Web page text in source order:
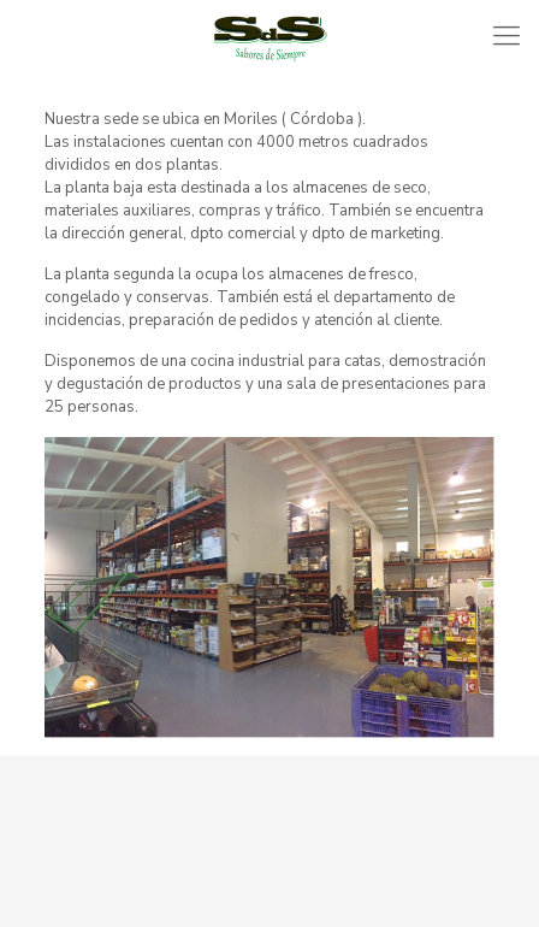
Nuestra sede se ubica en Moriles ( Córdoba ).
Las instalaciones cuentan con 4000 metros cuadrados
divididos en dos plantas.
La planta baja esta destinada a los almacenes de seco,
materiales auxiliares, compras y tráfico. También se encuentra
la dirección general, dpto comercial y dpto de marketing.
La planta segunda la ocupa los almacenes de fresco,
congelado y conservas. También está el departamento de
incidencias, preparación de pedidos y atención al cliente.
Disponemos de una cocina industrial para catas, demostración
y degustación de productos y una sala de presentaciones para
25 personas.